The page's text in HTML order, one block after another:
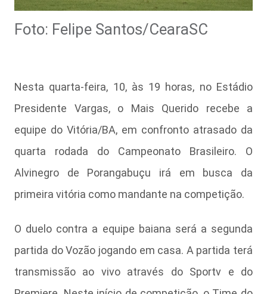
Foto: Felipe Santos/CearaSC
Nesta quarta-feira, 10, às 19 horas, no Estádio
Presidente Vargas, o Mais Querido recebe a
equipe do Vitória/BA, em confronto atrasado da
quarta rodada do Campeonato Brasileiro. O
Alvinegro de Porangabuçu irá em busca da
primeira vitória como mandante na competição.
O duelo contra a equipe baiana será a segunda
partida do Vozão jogando em casa. A partida terá
transmissão ao vivo através do Sportv e do